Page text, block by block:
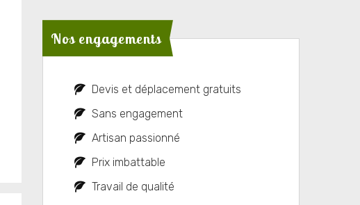
Nos engagements
Devis et déplacement gratuits
Sans engagement
Artisan passionné
Prix imbattable
Travail de qualité